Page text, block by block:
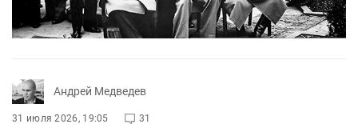
Андрей Медведев
31 июля 2026, 19:05 31